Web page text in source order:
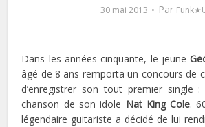
30 mai 2013 Par
Dans les années cinquante, le jeune
âgé de 8 ans remporta un concours de
d’enregistrer son tout premier single :
chanson de son idole Nat King Cole.
légendaire guitariste a décidé de lui